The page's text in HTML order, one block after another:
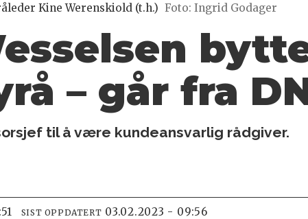
Kine Werenskiold (t.h.) Foto: Ingrid Godager
– går fra
til å være kundeansvarlig rådgiver.
SIST OPPDATERT 03.02.2023 - 09:56